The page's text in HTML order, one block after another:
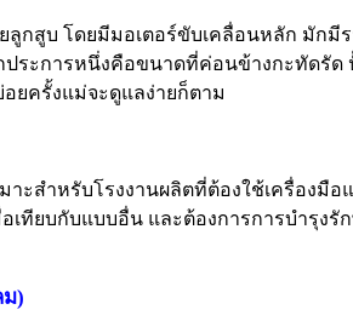
กสูบ โดยมีมอเตอร์ขับเคลื่อนหลัก มักมี
ระการหนึ่งคือขนาดที่ค่อนข้างกะทัดรั
ยครั้งแม่จะดูแลง่ายก็ตาม
ะสำหรับโรงงานผลิตที่ต้องใช้เครื่องมือ
เทียบกับแบบอื่น และต้องการการบำรุง
)